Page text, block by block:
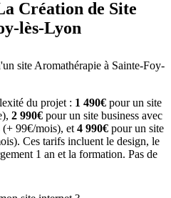
Création de Site
lès-Lyon
site Aromathérapie à Sainte-Foy-
du projet : 1 490€ pour un site
2 990€ pour un site business avec
(+ 99€/mois), et 4 990€ pour un site
Ces tarifs incluent le design, le
1 an et la formation. Pas de